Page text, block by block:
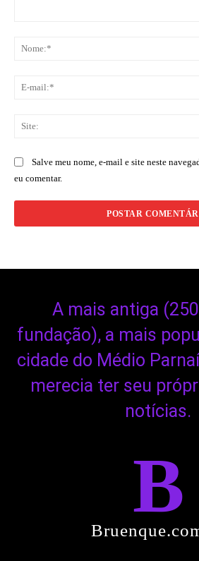
Salve meu nome, e-mail e site neste
eu comentar.
A mais antiga
fundação), a mais
cidade do Médio
merecia ter seu
notícias.
B